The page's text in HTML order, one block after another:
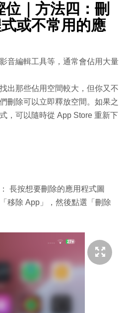
｜方法四：刪
或不常用的應
音編輯工具等，通常會佔用大量
出那些佔用空間較大，但你又不
刪除可以立即釋放空間。如果之
，可以隨時從 App Store 重新下
長按想要刪除的應用程式圖
移除 App」，然後點選「刪除